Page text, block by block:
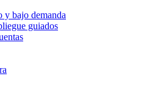
y bajo demanda
guiados